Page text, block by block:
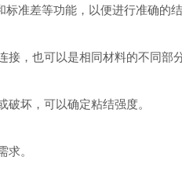
准差等功能，以便进行准确的结
，也可以是相同材料的不同部分
坏，可以确定粘结强度。
。